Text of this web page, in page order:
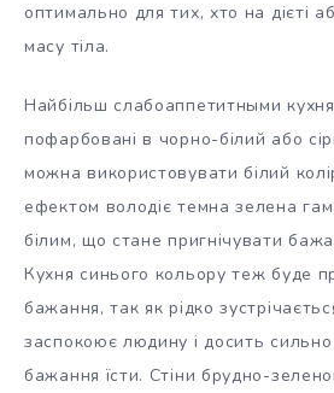
оптимально для тих, хто на дієті
масу тіла.
Найбільш слабоаппетитными
пофарбовані в чорно-білий або
можна використовувати білий
ефектом володіє темна зелена
білим, що стане пригнічувати
Кухня синього кольору теж буде
бажання, так як рідко
заспокоює людину і досить сильно
бажання їсти. Стіни брудно-